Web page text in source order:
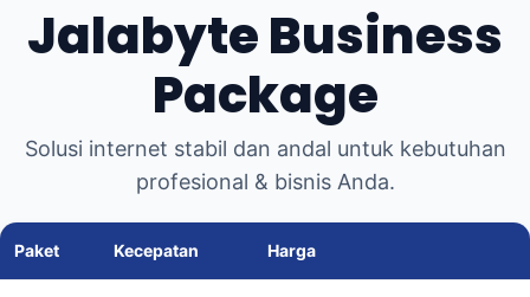
Jalabyte Business
Package
Solusi internet stabil dan andal untuk kebutuhan
profesional & bisnis Anda.
Paket Kecepatan Harga